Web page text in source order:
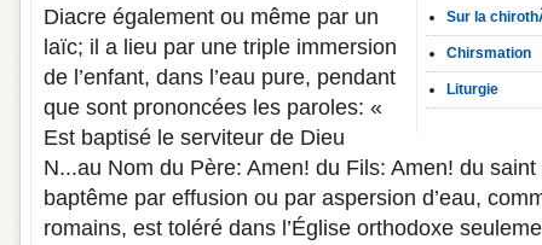
Sur la
Chirsmation
Liturgie
Diacre également ou même par un
laïc; il a lieu par une triple immersion
de l’enfant, dans l’eau pure, pendant
que sont prononcées les paroles: «
Est baptisé le serviteur de Dieu
N...au Nom du Père: Amen! du Fils: Amen! du
baptême par effusion ou par aspersion d’eau,
romains, est toléré dans l’Église orthodoxe